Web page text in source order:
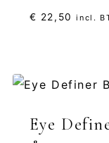
€ 22,50 incl.
Eye